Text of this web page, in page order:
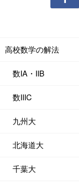
高校数学の解法
数IA・IIB
数IIIC
九州大
北海道大
千葉大